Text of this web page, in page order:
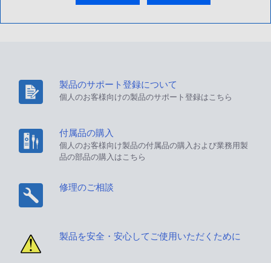
製品のサポート登録について
個人のお客様向けの製品のサポート登録はこちら
付属品の購入
個人のお客様向け製品の付属品の購入および業務用製
品の部品の購入はこちら
修理のご相談
製品を安全・安心してご使用いただくために